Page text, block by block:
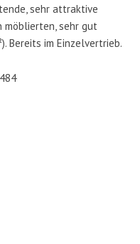
sehr attraktive
sehr gut
Bereits im Einzelvertrieb.